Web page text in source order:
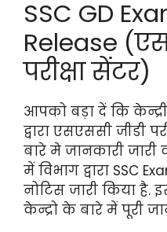
SSC GD
Release
परीक्षा सेंटर)
आपको बड़ा दें कि
द्वारा एसएससी जीडी
बारे मे जानकारी जारी
में विभाग द्वारा SSC
नोटिस जारी किया है.
केन्द्रो के बारे में पूरी